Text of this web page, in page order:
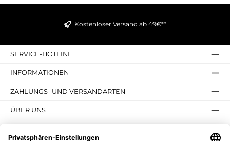
Kostenloser Versand ab 49€**
SERVICE-HOTLINE
INFORMATIONEN
ZAHLUNGS- UND VERSANDARTEN
ÜBER UNS